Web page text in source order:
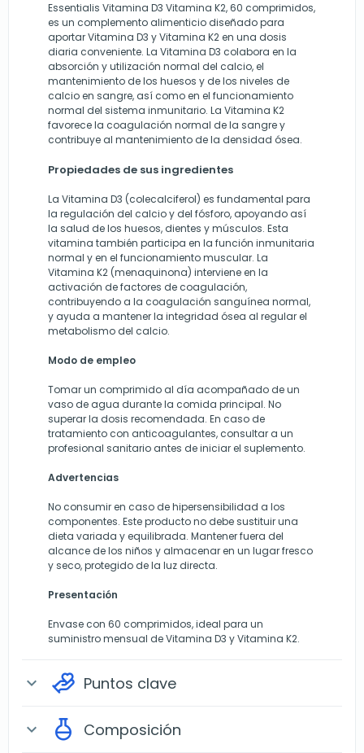
Essentialis Vitamina D3 Vitamina K2, 60 comprimidos,
es un complemento alimenticio diseñado para
aportar Vitamina D3 y Vitamina K2 en una dosis
diaria conveniente. La Vitamina D3 colabora en la
absorción y utilización normal del calcio, el
mantenimiento de los huesos y de los niveles de
calcio en sangre, así como en el funcionamiento
normal del sistema inmunitario. La Vitamina K2
favorece la coagulación normal de la sangre y
contribuye al mantenimiento de la densidad ósea.
Propiedades de sus ingredientes
La Vitamina D3 (colecalciferol) es fundamental para
la regulación del calcio y del fósforo, apoyando así
la salud de los huesos, dientes y músculos. Esta
vitamina también participa en la función inmunitaria
normal y en el funcionamiento muscular. La
Vitamina K2 (menaquinona) interviene en la
activación de factores de coagulación,
contribuyendo a la coagulación sanguínea normal,
y ayuda a mantener la integridad ósea al regular el
metabolismo del calcio.
Modo de empleo
Tomar un comprimido al día acompañado de un
vaso de agua durante la comida principal. No
superar la dosis recomendada. En caso de
tratamiento con anticoagulantes, consultar a un
profesional sanitario antes de iniciar el suplemento.
Advertencias
No consumir en caso de hipersensibilidad a los
componentes. Este producto no debe sustituir una
dieta variada y equilibrada. Mantener fuera del
alcance de los niños y almacenar en un lugar fresco
y seco, protegido de la luz directa.
Presentación
Envase con 60 comprimidos, ideal para un
suministro mensual de Vitamina D3 y Vitamina K2.
expand_more Puntos clave
expand_more Composición